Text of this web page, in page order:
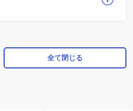
全て閉じる